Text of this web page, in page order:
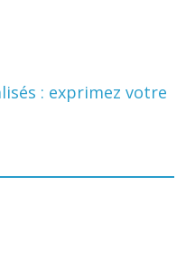
: exprimez votre